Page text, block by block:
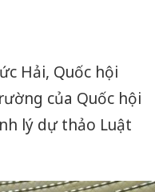
Hải, Quốc hội
của Quốc hội
lý dự thảo Luật